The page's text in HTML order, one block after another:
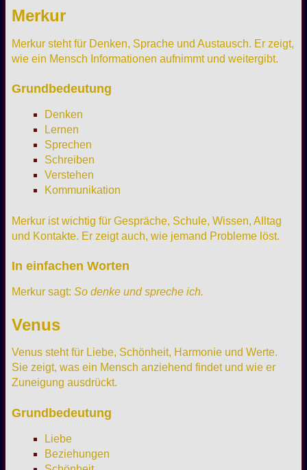
Merkur
Merkur steht für Denken, Sprache und Austausch. Er zeigt,
wie ein Mensch Informationen aufnimmt und weitergibt.
Grundbedeutung
Denken
Lernen
Sprechen
Schreiben
Verstehen
Kommunikation
Merkur ist wichtig für Gespräche, Schule, Wissen, Alltag
und Kontakte. Er zeigt auch, wie jemand Probleme löst.
In einfachen Worten
Merkur sagt: So denke und spreche ich.
Venus
Venus steht für Liebe, Schönheit, Harmonie und Werte.
Sie zeigt, was ein Mensch anziehend findet und wie er
Zuneigung ausdrückt.
Grundbedeutung
Liebe
Beziehungen